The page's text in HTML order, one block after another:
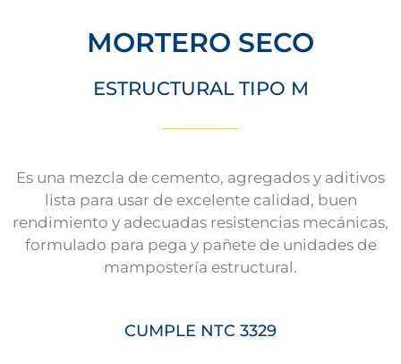
MORTERO SECO
ESTRUCTURAL TIPO M
Es una mezcla de cemento, agregados y aditivos
lista para usar de excelente calidad, buen
rendimiento y adecuadas resistencias mecánicas,
formulado para pega y pañete de unidades de
mampostería estructural.
CUMPLE NTC 3329